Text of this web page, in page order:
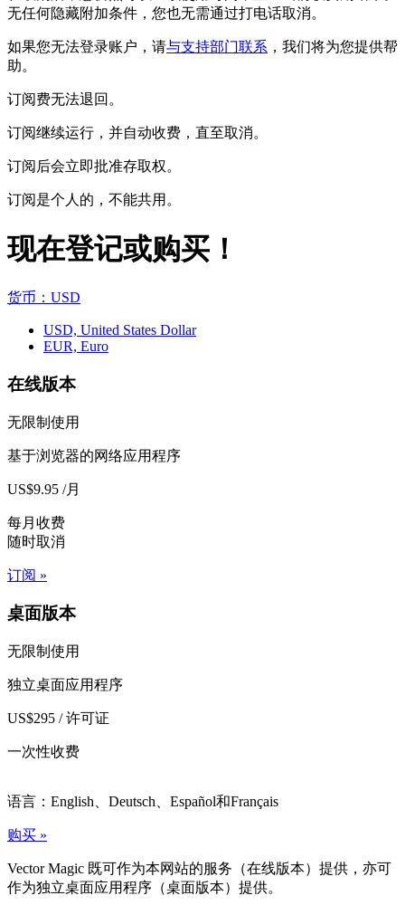
无任何隐藏附加条件，您也无需通过打电话取消。
如果您无法登录账户，请与支持部门联系 ，我们将为您提供帮
助。
订阅费无法退回。
订阅继续运行，并自动收费，直至取消。
订阅后会立即批准存取权。
订阅是个人的，不能共用。
现在登记或购买！
货币：USD
USD, United States Dollar
EUR, Euro
在线版本
无限制使用
基于浏览器的网络应用程序
US$9.95 /月
每月收费
随时取消
订阅 »
桌面版本
无限制使用
独立桌面应用程序
US$295 / 许可证
一次性收费
语言：English、Deutsch、Español和Français
购买 »
Vector Magic 既可作为本网站的服务（在线版本）提供，亦可
作为独立桌面应用程序（桌面版本）提供。